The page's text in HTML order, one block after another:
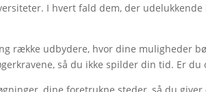
I hvert fald dem, der
række udbydere, hvor dine muligheder
så du ikke spilder din tid. Er du